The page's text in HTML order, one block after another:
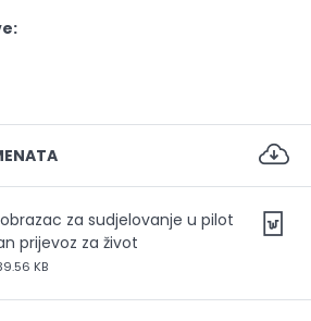
za sudjelovanje u pilot
prijevoz za život
KB